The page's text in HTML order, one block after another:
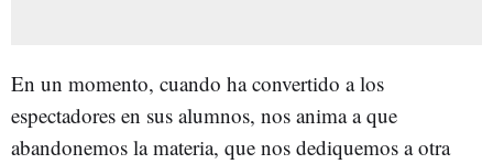
En un momento, cuando ha convertido a los
espectadores en sus alumnos, nos anima a que
abandonemos la materia, que nos dediquemos a otra